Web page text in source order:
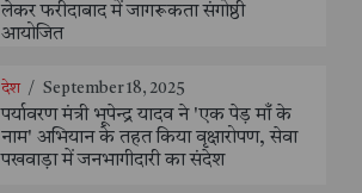
लेकर फरीदाबाद में जागरूकता संगोष्ठी
आयोजित
देश / September 18, 2025
पर्यावरण मंत्री भूपेन्द्र यादव ने 'एक पेड़ माँ के
नाम' अभियान के तहत किया वृक्षारोपण, सेवा
पखवाड़ा में जनभागीदारी का संदेश